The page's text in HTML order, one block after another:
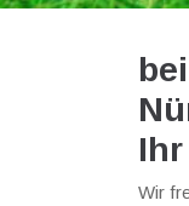
Wir